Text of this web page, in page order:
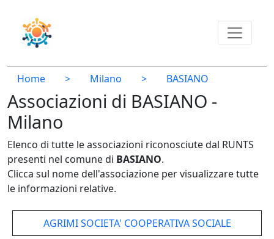
Home > Milano > BASIANO
Associazioni di BASIANO -
Milano
Elenco di tutte le associazioni riconosciute dal RUNTS
presenti nel comune di BASIANO.
Clicca sul nome dell'associazione per visualizzare tutte
le informazioni relative.
AGRIMI SOCIETA' COOPERATIVA SOCIALE